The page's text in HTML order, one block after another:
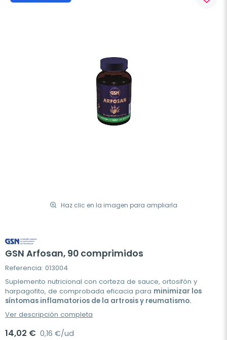
Haz clic en la imagen para ampliarla
GSN Arfosan, 90 comprimidos
Referencia: 013004
Suplemento nutricional con corteza de sauce, ortosifón y
harpagofito, de comprobada eficacia para minimizar los
síntomas inflamatorios de la artrosis y reumatismo.
Ver descripción completa
14,02 € 0,16 €/ud